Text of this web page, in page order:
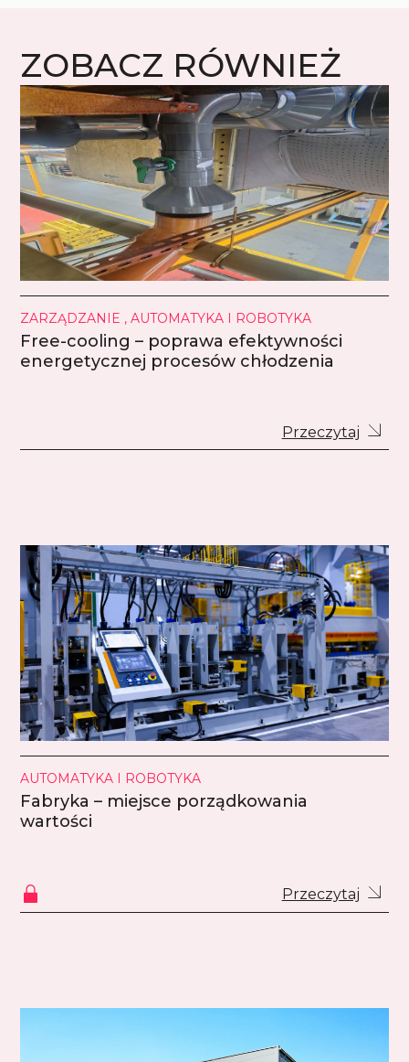
ZOBACZ RÓWNIEŻ
ZARZĄDZANIE , AUTOMATYKA I ROBOTYKA
Free-cooling – poprawa efektywności
energetycznej procesów chłodzenia
Przeczytaj
AUTOMATYKA I ROBOTYKA
Fabryka – miejsce porządkowania
wartości
Przeczytaj